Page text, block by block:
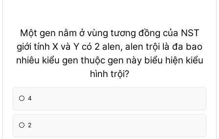
Một gen nằm ở vùng tương đồng của NST
giới tính X và Y có 2 alen, alen trội là đa bao
nhiêu kiểu gen thuộc gen này biểu hiện kiểu
hình trội?
4
2